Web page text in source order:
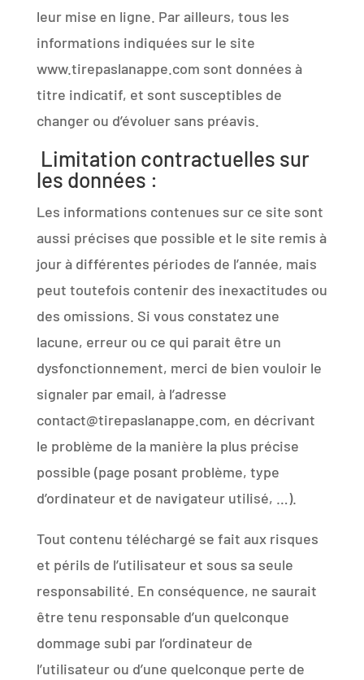
leur mise en ligne. Par ailleurs, tous les
informations indiquées sur le site
www.tirepaslanappe.com sont données à
titre indicatif, et sont susceptibles de
changer ou d’évoluer sans préavis.
Limitation contractuelles sur
les données :
Les informations contenues sur ce site sont
aussi précises que possible et le site remis à
jour à différentes périodes de l’année, mais
peut toutefois contenir des inexactitudes ou
des omissions. Si vous constatez une
lacune, erreur ou ce qui parait être un
dysfonctionnement, merci de bien vouloir le
signaler par email, à l’adresse
contact@tirepaslanappe.com, en décrivant
le problème de la manière la plus précise
possible (page posant problème, type
d’ordinateur et de navigateur utilisé, …).
Tout contenu téléchargé se fait aux risques
et périls de l’utilisateur et sous sa seule
responsabilité. En conséquence, ne saurait
être tenu responsable d’un quelconque
dommage subi par l’ordinateur de
l’utilisateur ou d’une quelconque perte de